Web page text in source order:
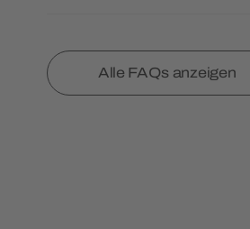
Alle FAQs anzeigen